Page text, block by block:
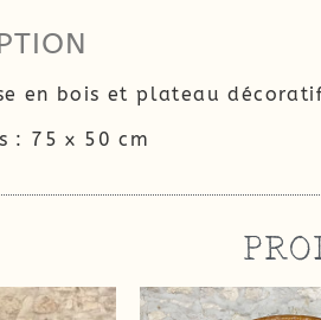
en bois et plateau
: 75 x 50 cm